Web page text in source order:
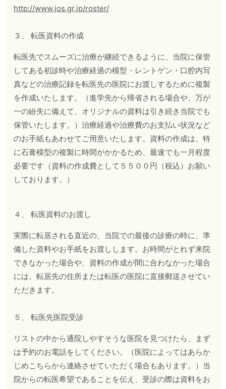
http://www.jos.gr.jp/roster/
３、 転医資料の作成
転医先でスムーズに治療が継続できるように、当院に保管
してある初診時や治療経過の模型・レントゲン・口腔内写
真などの治療記録を転医先の医院にお渡しするために複製
を作成いたします。（進学先から帰省される場合や、万が
一の紛失に備えて、オリジナルの資料は引き続き当院でも
保管いたします。）治療経過や治療費のお支払い状況など
のお手紙もあわせてご用意いたします。資料の作成は、特
に石膏模型の複製に時間がかかるため、最速でも一月程度
必要です（資料の作成費として５５００円（税込）お願い
しております。）
４、 転医資料のお渡し
実際に転居される直近の、当院での最後の診療の時に、準
備した資料やお手紙をお渡しします。お時間がとれず来院
できなかった場合や、資料の作成が間に合わなかった場合
には、転居先の住所または転医の医院に直接郵送させてい
ただきます。
５、 転医先医院受診
リストの中から通院しやすそうな医院を見つけたら、まず
は予約のお電話をしてください。（医院によってはあらか
じめこちらから連絡させていただく場合もあります。）当
院からの転医希望であることを伝え、受診の際は資料をお